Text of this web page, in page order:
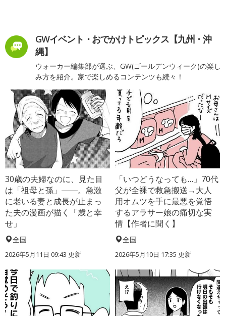
GWイベント・おでかけトピックス【九州・沖
縄】
ウォーカー編集部が選ぶ、GW(ゴールデンウィーク)の楽し
み方を紹介。家で楽しめるコンテンツも続々！
30歳の夫婦なのに、見た目
は「祖母と孫」――。急激
に老いる妻と成長が止まっ
た夫の漫画が描く「歳と幸
せ」
全国
2026年5月11日 09:43 更新
「いつどうなっても…」70代
父が全裸で救急搬送→大人
用オムツを手に最悪を覚悟
するアラサー娘の痛切な実
情【作者に聞く】
全国
2026年5月10日 17:35 更新